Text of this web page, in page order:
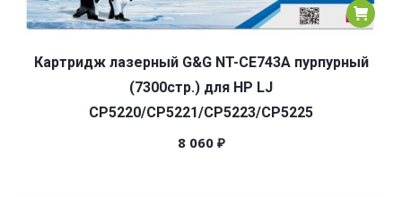
Картридж лазерный G&G NT-CE743A пурпурный
(7300стр.) для HP LJ
CP5220/CP5221/CP5223/CP5225
8 060 ₽